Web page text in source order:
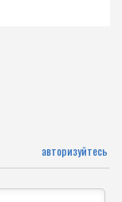
авторизуйтесь